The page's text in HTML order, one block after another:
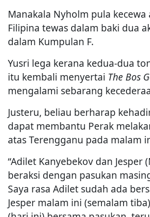
Manakala Nyholm pula kecewa
Filipina tewas dalam baki dua
dalam Kumpulan F.
Yusri lega kerana kedua-dua
itu kembali menyertai The Bos
mengalami sebarang
Justeru, beliau berharap
dapat membantu Perak
atas Terengganu pada malam
“Adilet Kanyebekov dan Jesper
beraksi dengan pasukan
Saya rasa Adilet sudah ada
Jesper malam ini (semalam